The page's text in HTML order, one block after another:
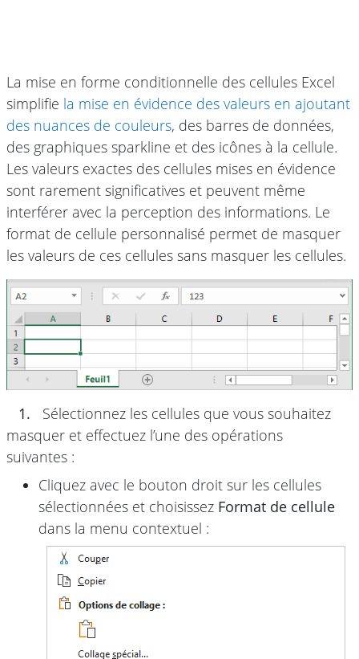
La mise en forme conditionnelle des cellules Excel
simplifie la mise en évidence des valeurs en ajoutant
des nuances de couleurs, des barres de données,
des graphiques sparkline et des icônes à la cellule.
Les valeurs exactes des cellules mises en évidence
sont rarement significatives et peuvent même
interférer avec la perception des informations. Le
format de cellule personnalisé permet de masquer
les valeurs de ces cellules sans masquer les cellules.
1.
Sélectionnez les cellules que vous souhaitez
masquer et effectuez l’une des opérations
suivantes :
Cliquez avec le bouton droit sur les cellules
sélectionnées et choisissez Format de cellule
dans la menu contextuel :